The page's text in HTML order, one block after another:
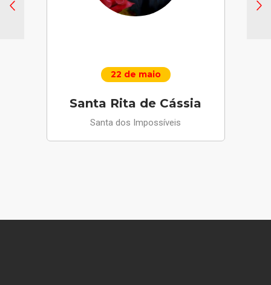
22 de maio
Santa Rita de Cássia
Santa dos Impossíveis